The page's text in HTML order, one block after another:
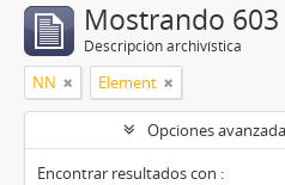
Mostrando
Descripción archivística
NN Element
Opciones
Encontrar resultados con :